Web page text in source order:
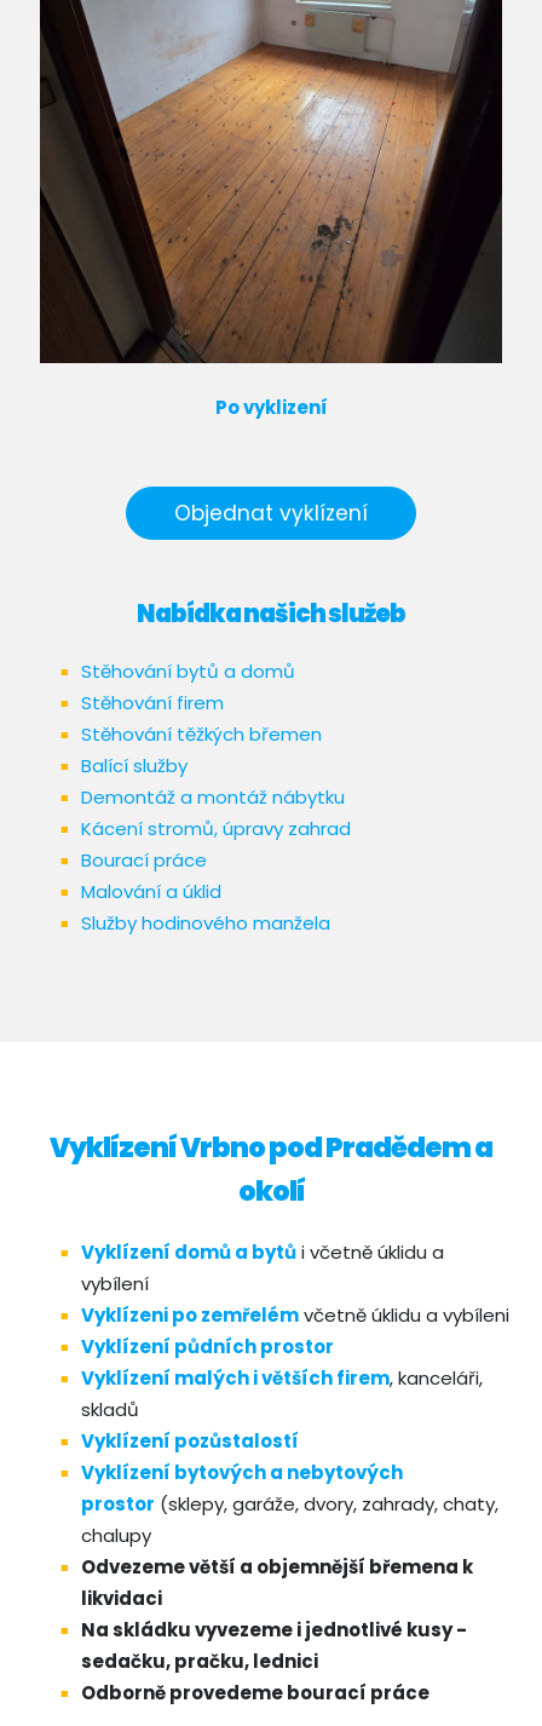
Po vyklizení
Objednat vyklízení
Nabídka našich služeb
Stěhování bytů a domů
Stěhování firem
Stěhování těžkých břemen
Balící služby
Demontáž a montáž nábytku
Kácení stromů, úpravy zahrad
Bourací práce
Malování a úklid
Služby hodinového manžela​
Vyklízení Vrbno pod Pradědem a
okolí
Vyklízení domů a bytůi včetně úklidu a
vybílení
Vyklízeni po zemřelémvčetně úklidu a vybíleni
Vyklízení půdních prostor
Vyklízení malých i větších firem, kanceláři,
skladů
Vyklízení pozůstalostí
Vyklízení bytových a nebytových
prostor (sklepy, garáže, dvory, zahrady, chaty,
chalupy
Odvezeme větší a objemnější břemena k
likvidaci
Na skládku vyvezeme i jednotlivé kusy -
sedačku, pračku, lednici
Odborně provedeme bourací práce